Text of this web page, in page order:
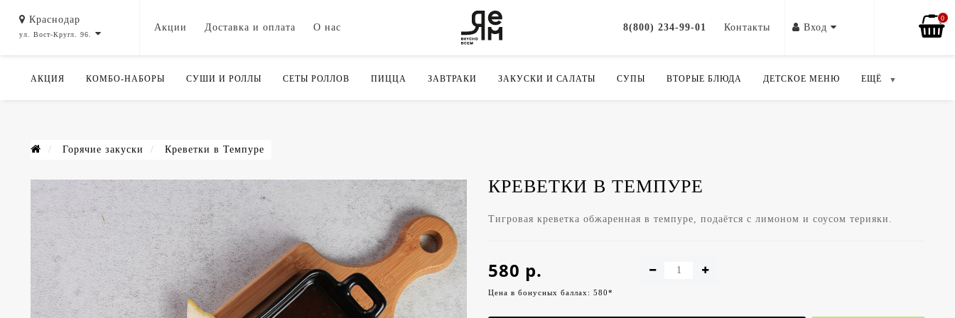
Краснодар
ул. Вост-Кругл. 96.
Акции Доставка и оплата О нас 8(800) 234-99-01 Контакты Вход
0
АКЦИЯ КОМБО-НАБОРЫ СУШИ И РОЛЛЫ СЕТЫ РОЛЛОВ ПИЦЦА ЗАВТРАКИ ЗАКУСКИ И САЛАТЫ СУПЫ ВТОРЫЕ БЛЮДА ДЕТСКОЕ МЕНЮ ЕЩЁ
Горячие закуски Креветки в Темпуре
КРЕВЕТКИ В ТЕМПУРЕ
Тигровая креветка обжаренная в темпуре, подаётся с лимоном и соусом терияки.
580 р.
Цена в бонусных баллах: 580*